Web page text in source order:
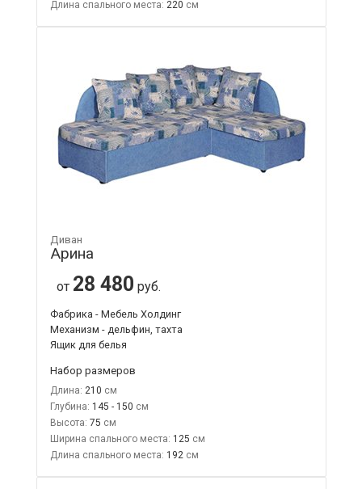
Длина спального места: 220
Диван
Арина
от 28 480 руб.
Фабрика - Мебель Холдинг
Механизм - дельфин, тахта
Ящик для белья
Набор размеров
Длина: 210
Глубина: 145 - 150
Высота: 75
Ширина спального места: 125
Длина спального места: 192